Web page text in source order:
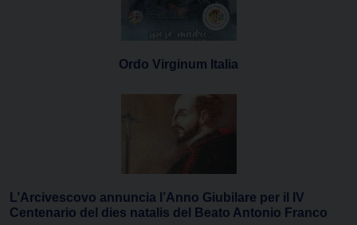
Ordo Virginum Italia
L’Arcivescovo annuncia l’Anno Giubilare per il IV
Centenario del dies natalis del Beato Antonio Franco